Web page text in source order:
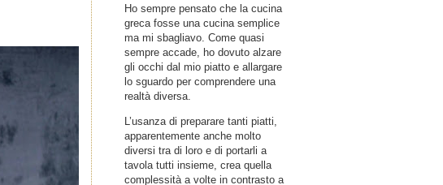
Ho sempre pensato che la cucina
greca fosse una cucina semplice
ma mi sbagliavo. Come quasi
sempre accade, ho dovuto alzare
gli occhi dal mio piatto e allargare
lo sguardo per comprendere una
realtà diversa.
L’usanza di preparare tanti piatti,
apparentemente anche molto
diversi tra di loro e di portarli a
tavola tutti insieme, crea quella
complessità a volte in contrasto a